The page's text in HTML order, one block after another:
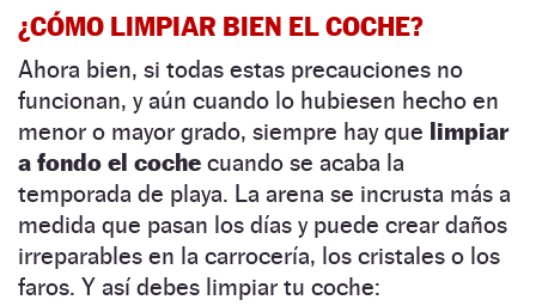
¿CÓMO LIMPIAR BIEN EL COCHE?
Ahora bien, si todas estas precauciones no
funcionan, y aún cuando lo hubiesen hecho en
menor o mayor grado, siempre hay que limpiar
a fondo el coche cuando se acaba la
temporada de playa. La arena se incrusta más a
medida que pasan los días y puede crear daños
irreparables en la carrocería, los cristales o los
faros. Y así debes limpiar tu coche: